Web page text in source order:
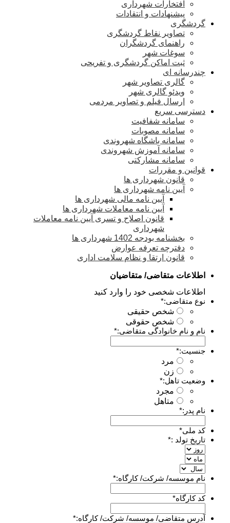
افتخارات شهرداری
پیشنهادات و انتقادات
گردشگری
تصاویر نقاط گردشگری
راهنمای گردشگران
سوغات شهر
ثبت اماکن گردشگری و تفریحی
چندرسانه ای
گالری تصاویر شهر
ویدئو گالری شهر
ارسال فیلم و تصاویر مردمی
دسترسی سریع
سامانه شفافیت
سامانه مصوبات
سامانه باشگاه شهروندی
سامانه آموزش شهروندی
سامانه مشارکتی
قوانین و مقررات
قانون شهرداری ها
آیین نامه شهرداری ها
آیین نامه مالی شهرداری ها
آیین نامه معاملات شهرداری ها
قانون اصلاح و تسری آیین نامه معاملات
شهرداری
بخشنامه بودجه 1402 شهرداری ها
دفترچه تعرفه عوارض
قانون ارتقا و نظام سلامت اداری
اطلاعات متقاضی/ متقاضیان
اطلاعات شخصی خود را وارد کنید
نوع متقاضی:*
شخص حقیقی
شخص حقوقی
نام و نام خانوادگی متقاضی:*
جنسیت:*
مرد
زن
وضعیت تاهل:*
مجرد
متاهل
نام پدر:*
کد ملی*
تاریخ تولد :*
نام موسسه/ شرکت/ کارگاه:*
کد کارگاه*
آدرس متقاضی/ موسسه/ شرکت/ کارگاه:*